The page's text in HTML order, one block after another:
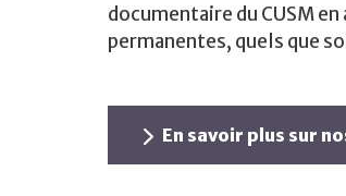
documentaire du CUSM
permanentes, quels que
En savoir plus sur